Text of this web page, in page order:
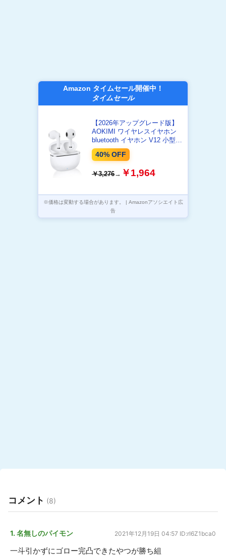
Amazon タイムセール開催中！
タイムセール
【2026年アップグレード版】
AOKIMI ワイヤレスイヤホン
bluetooth イヤホン V12 小型軽
量 ブルートゥースHi-Fi 最大36
時間再生 ぶるーとゅーす コー
ング 自動ペアリング Type-C充
学/WEB会議(ホワイト)
40% OFF
￥3,276→ ￥1,964
※価格は変動する場合があります。 | Amazonアソシエイト広
告
コメント (8)
1. 名無しのパイモン 2021年12月19日 04:57 ID:rI6Z1bca0
一斗引かずにゴロー完凸できたやつが勝ち組